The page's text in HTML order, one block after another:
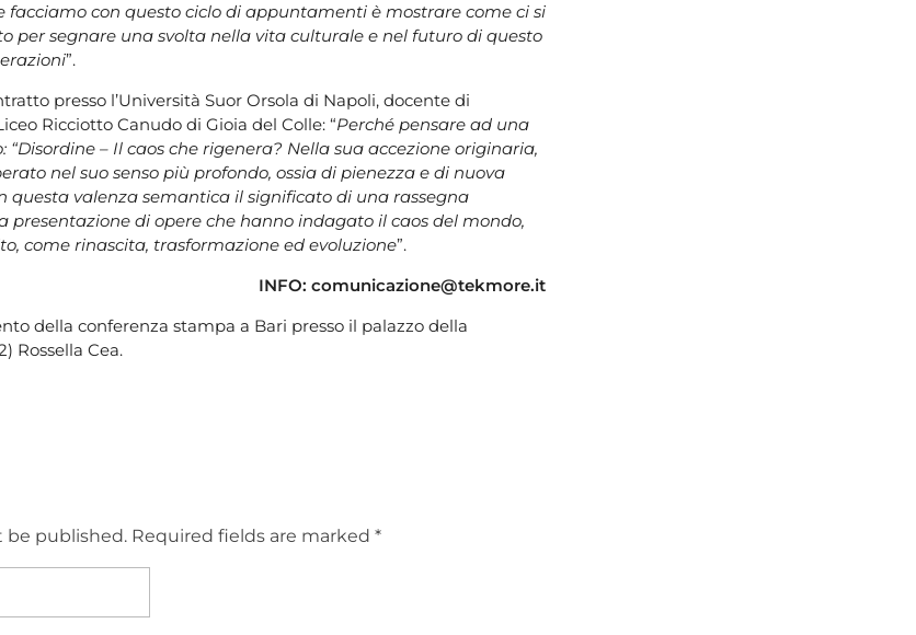
facciamo con questo ciclo di appuntamenti è mostrare come ci si
per segnare una svolta nella vita culturale e nel futuro di questo
”.
presso l’Università Suor Orsola di Napoli, docente di
Ricciotto Canudo di Gioia del Colle: “Perché pensare ad una
– Il caos che rigenera? Nella sua accezione originaria,
nel suo senso più profondo, ossia di pienezza e di nuova
questa valenza semantica il significato di una rassegna
di opere che hanno indagato il caos del mondo,
come rinascita, trasformazione ed evoluzione”.
INFO: comunicazione@tekmore.it
della conferenza stampa a Bari presso il palazzo della
Rossella Cea.
be published. Required fields are marked *